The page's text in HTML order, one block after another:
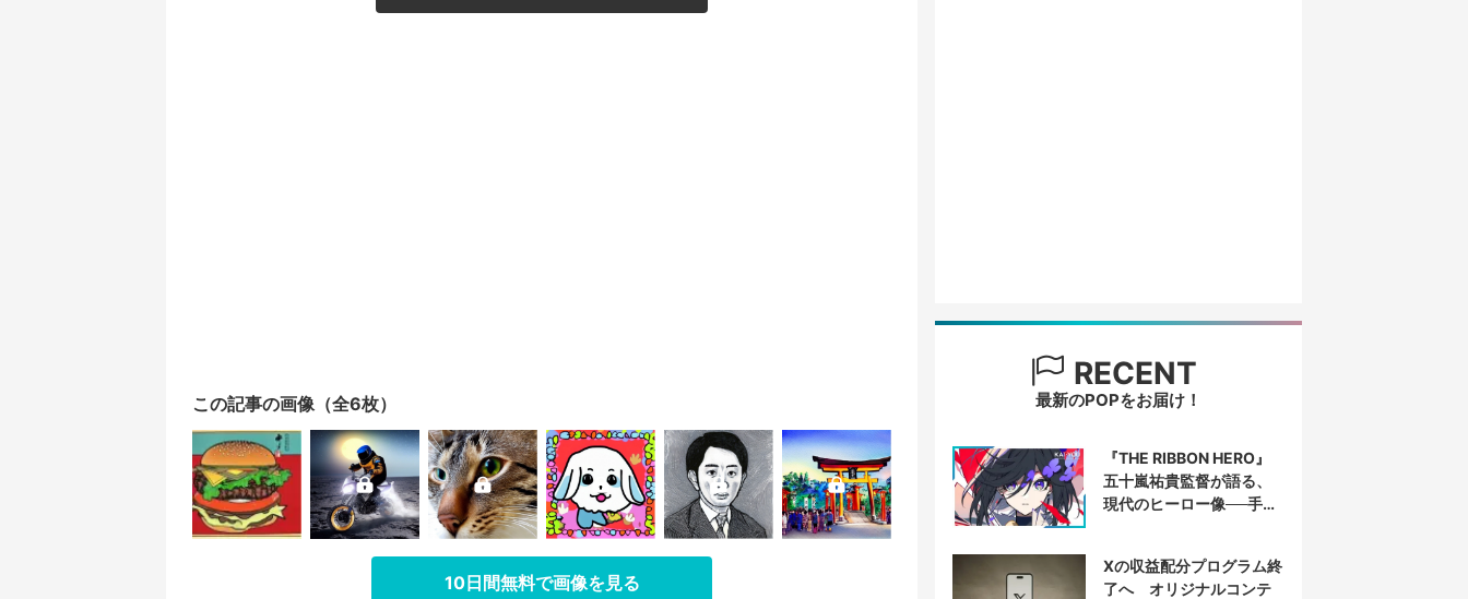
この記事の画像（全6枚）
10日間無料で画像を見る
RECENT
最新のPOPをお届け！
『THE RIBBON HERO』
五十嵐祐貴監督が語る、
現代のヒーロー像──手塚
Xの収益配分プログラム終
了へ オリジナルコンテ